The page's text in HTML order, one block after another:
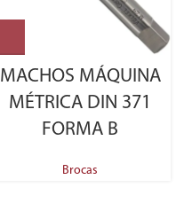
MACHOS MÁQUINA
MÉTRICA DIN 371
FORMA B
Brocas